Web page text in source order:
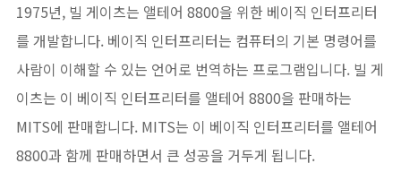
1975년, 빌 게이츠는 앨테어 8800을 위한 베이직 인터프리터
를 개발합니다. 베이직 인터프리터는 컴퓨터의 기본 명령어를
사람이 이해할 수 있는 언어로 번역하는 프로그램입니다. 빌 게
이츠는 이 베이직 인터프리터를 앨테어 8800을 판매하는
MITS에 판매합니다. MITS는 이 베이직 인터프리터를 앨테어
8800과 함께 판매하면서 큰 성공을 거두게 됩니다.